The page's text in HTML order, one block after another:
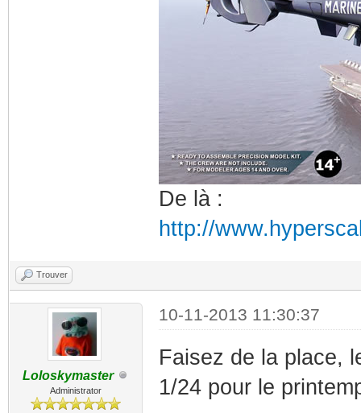
De là :
http://
Trouver
Loloskymaster
Administrator
10-11-2013 11:30:37
Faisez de la place,
1/24 pour le